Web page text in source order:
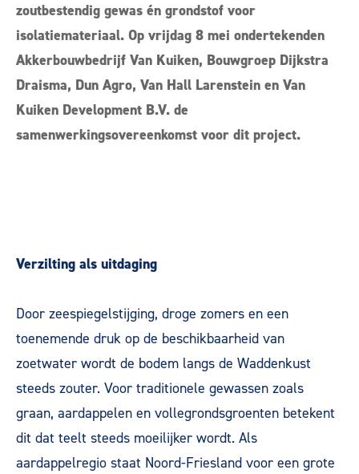
zoutbestendig gewas én grondstof voor
isolatiemateriaal. Op vrijdag 8 mei ondertekenden
Akkerbouwbedrijf Van Kuiken, Bouwgroep Dijkstra
Draisma, Dun Agro, Van Hall Larenstein en Van
Kuiken Development B.V. de
samenwerkingsovereenkomst voor dit project.
Verzilting als uitdaging
Door zeespiegelstijging, droge zomers en een
toenemende druk op de beschikbaarheid van
zoetwater wordt de bodem langs de Waddenkust
steeds zouter. Voor traditionele gewassen zoals
graan, aardappelen en vollegrondsgroenten betekent
dit dat teelt steeds moeilijker wordt. Als
aardappelregio staat Noord-Friesland voor een grote